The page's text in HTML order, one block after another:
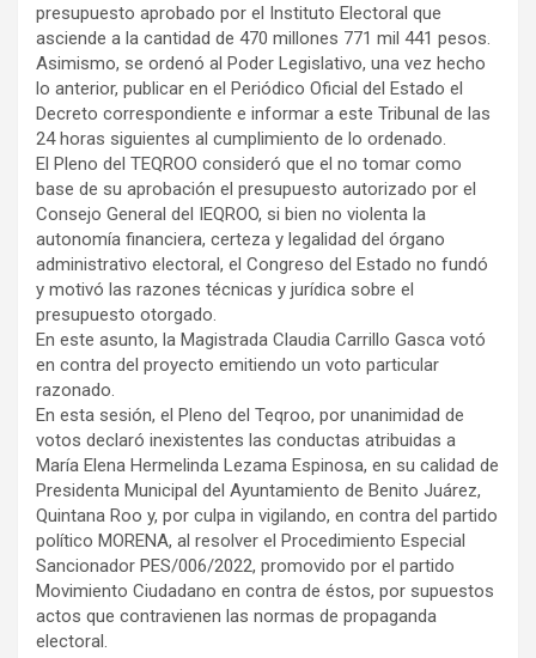
presupuesto aprobado por el Instituto Electoral que
asciende a la cantidad de 470 millones 771 mil 441 pesos.
Asimismo, se ordenó al Poder Legislativo, una vez hecho
lo anterior, publicar en el Periódico Oficial del Estado el
Decreto correspondiente e informar a este Tribunal de las
24 horas siguientes al cumplimiento de lo ordenado.
El Pleno del TEQROO consideró que el no tomar como
base de su aprobación el presupuesto autorizado por el
Consejo General del IEQROO, si bien no violenta la
autonomía financiera, certeza y legalidad del órgano
administrativo electoral, el Congreso del Estado no fundó
y motivó las razones técnicas y jurídica sobre el
presupuesto otorgado.
En este asunto, la Magistrada Claudia Carrillo Gasca votó
en contra del proyecto emitiendo un voto particular
razonado.
En esta sesión, el Pleno del Teqroo, por unanimidad de
votos declaró inexistentes las conductas atribuidas a
María Elena Hermelinda Lezama Espinosa, en su calidad de
Presidenta Municipal del Ayuntamiento de Benito Juárez,
Quintana Roo y, por culpa in vigilando, en contra del partido
político MORENA, al resolver el Procedimiento Especial
Sancionador PES/006/2022, promovido por el partido
Movimiento Ciudadano en contra de éstos, por supuestos
actos que contravienen las normas de propaganda
electoral.